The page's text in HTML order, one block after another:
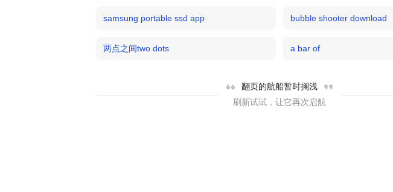
samsung portable ssd app bubble shooter download
两点之间two dots a bar of
翻页的航船暂时搁浅
刷新试试，让它再次启航